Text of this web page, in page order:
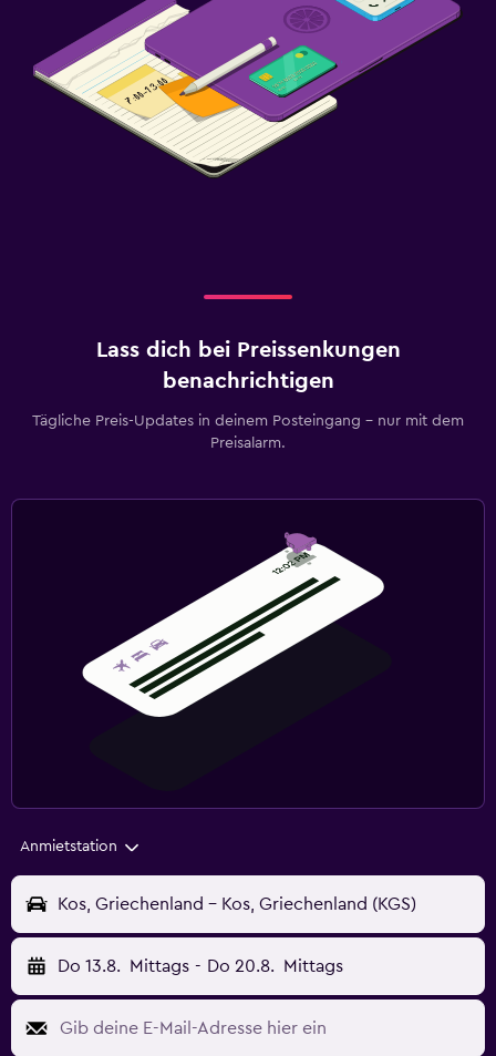
Lass dich bei Preissenkungen
benachrichtigen
Tägliche Preis-Updates in deinem Posteingang – nur mit dem
Preisalarm.
Anmietstation
Kos, Griechenland - Kos, Griechenland (KGS)
Do 13.8. Mittags - Do 20.8. Mittags